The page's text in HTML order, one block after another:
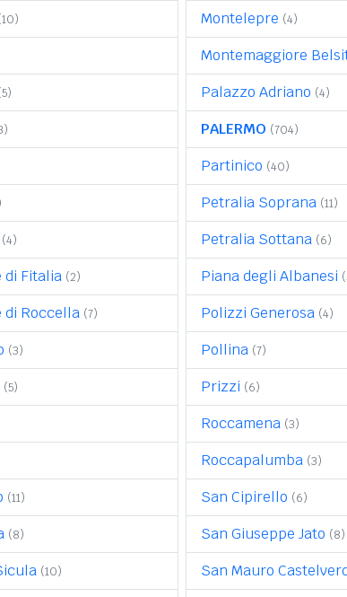
(4)
di Fitalia (2)
di Roccella (7)
(3)
(5)
(11)
(8)
(10)
Montelepre (4)
Montemaggiore
Palazzo Adriano (4)
PALERMO (704)
Partinico (40)
Petralia Soprana (11)
Petralia Sottana (6)
Piana degli Albanesi
Polizzi Generosa (4)
Pollina (7)
Prizzi (6)
Roccamena (3)
Roccapalumba (3)
San Cipirello (6)
San Giuseppe Jato (8)
San Mauro